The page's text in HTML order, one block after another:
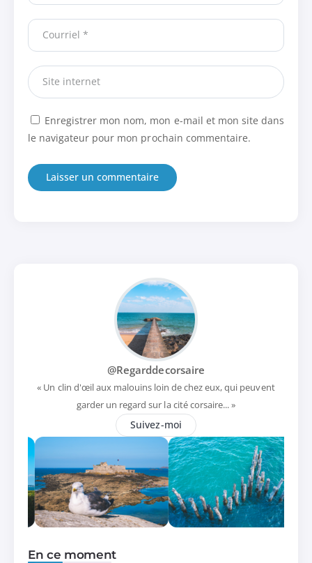
Enregistrer mon nom, mon e-mail et mon site dans
le navigateur pour mon prochain commentaire.
@Regarddecorsaire
« Un clin d'œil aux malouins loin de chez eux, qui peuvent
garder un regard sur la cité corsaire... »
Suivez-moi
En ce moment